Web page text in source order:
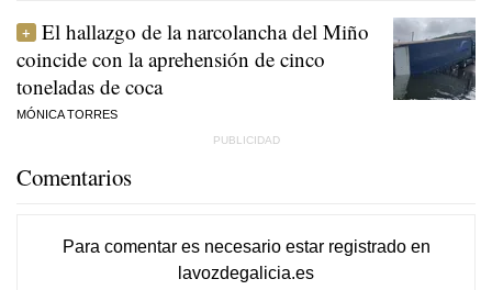
El hallazgo de la narcolancha del Miño
coincide con la aprehensión de cinco
toneladas de coca
MÓNICA TORRES
Comentarios
Para comentar es necesario estar registradoen
lavozdegalicia.es